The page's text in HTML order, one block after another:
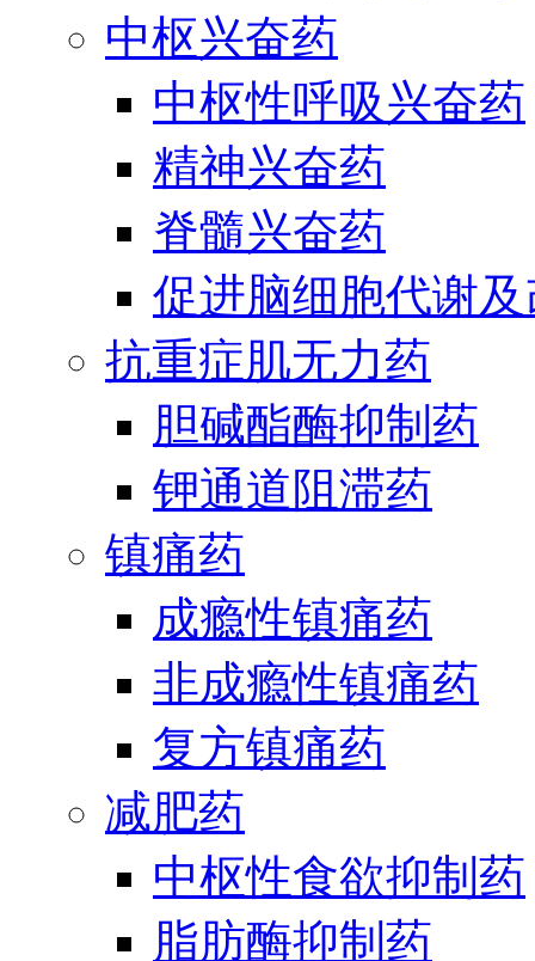
中枢兴奋药
中枢性呼吸兴奋药
精神兴奋药
脊髓兴奋药
促进脑细胞代谢
抗重症肌无力药
胆碱酯酶抑制药
钾通道阻滞药
镇痛药
成瘾性镇痛药
非成瘾性镇痛药
复方镇痛药
减肥药
中枢性食欲抑制药
脂肪酶抑制药